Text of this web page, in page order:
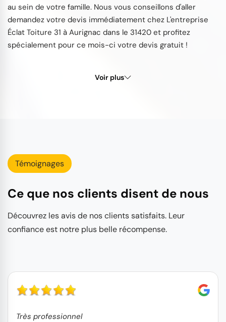
au sein de votre famille. Nous vous conseillons d'aller
demandez votre devis immédiatement chez L'entreprise
Éclat Toiture 31 à Aurignac dans le 31420 et profitez
spécialement pour ce mois-ci votre devis gratuit !
Voir plus
Témoignages
Ce que nos clients disent de nous
Découvrez les avis de nos clients satisfaits. Leur
confiance est notre plus belle récompense.
Très professionnel